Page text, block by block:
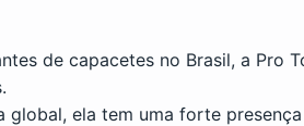
de capacetes no Brasil, a Pro
global, ela tem uma forte